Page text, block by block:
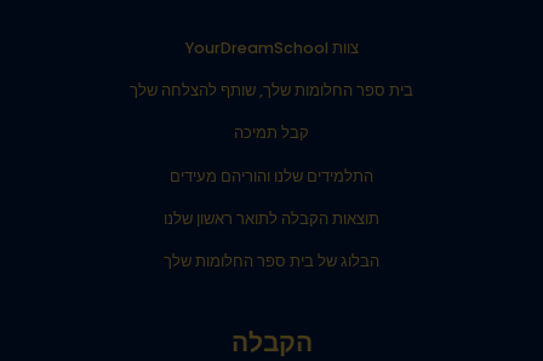
צוות YourDreamSchool
בית ספר החלומות שלך, שותף להצלחה שלך
קבל תמיכה
התלמידים שלנו והוריהם מעידים
תוצאות הקבלה לתואר ראשון שלנו
הבלוג של בית ספר החלומות שלך
הקבלה